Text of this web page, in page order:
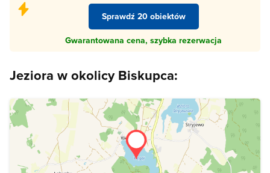
Sprawdź 20 obiektów
Gwarantowana cena, szybka rezerwacja
Jeziora w okolicy Biskupca: